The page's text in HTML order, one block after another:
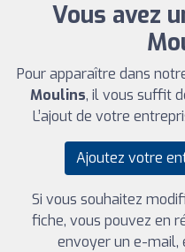
Vous avez
Pour apparaître dans
Moulins, il vous suffit
L’ajout de votre
Ajoutez votre
Si vous souhaitez
fiche, vous pouvez en
envoyer un e-mail,